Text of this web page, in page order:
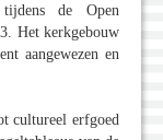
de Open
Het kerkgebouw
aangewezen en
cultureel erfgoed